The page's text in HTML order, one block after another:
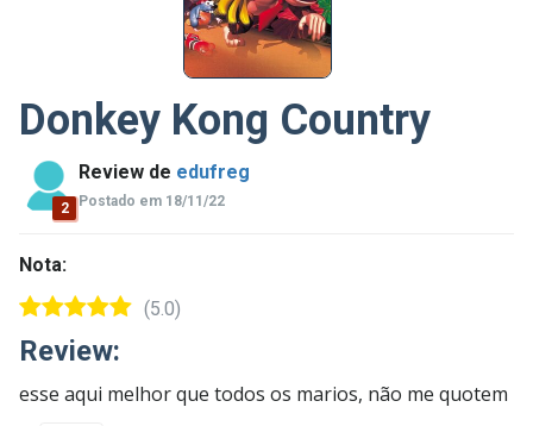
Donkey Kong Country
2
Review de edufreg
Postado em 18/11/22
Nota:
(5.0)
Review:
esse aqui melhor que todos os marios, não me quotem